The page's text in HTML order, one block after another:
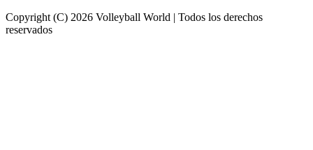
Copyright (C) 2026 Volleyball World | Todos los derechos
reservados